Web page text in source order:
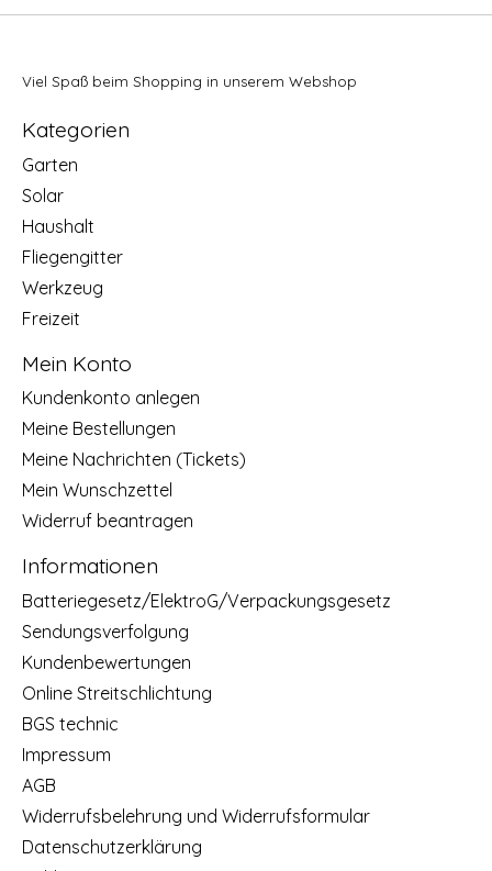
Viel Spaß beim Shopping in unserem Webshop
Kategorien
Garten
Solar
Haushalt
Fliegengitter
Werkzeug
Freizeit
Mein Konto
Kundenkonto anlegen
Meine Bestellungen
Meine Nachrichten (Tickets)
Mein Wunschzettel
Widerruf beantragen
Informationen
Batteriegesetz/ElektroG/Verpackungsgesetz
Sendungsverfolgung
Kundenbewertungen
Online Streitschlichtung
BGS technic
Impressum
AGB
Widerrufsbelehrung und Widerrufsformular
Datenschutzerklärung